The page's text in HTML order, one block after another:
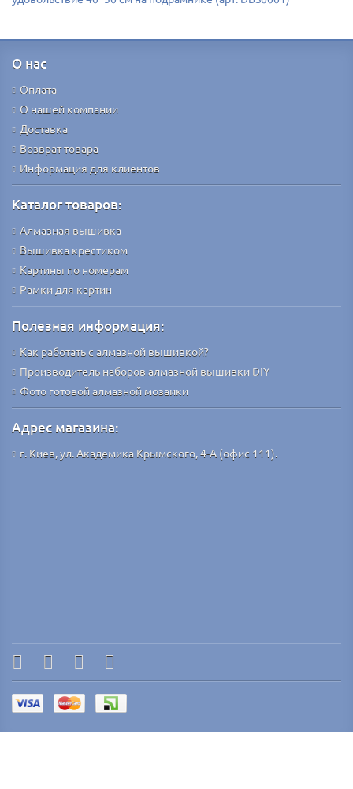
О нас
Оплата
О нашей компании
Доставка
Возврат товара
Информация для клиентов
Каталог товаров:
Алмазная вышивка
Вышивка крестиком
Картины по номерам
Рамки для картин
Полезная информация:
Как работать с алмазной вышивкой?
Производитель наборов алмазной вышивки DIY
Фото готовой алмазной мозаики
Адрес магазина:
г. Киев, ул. Академика Крымского, 4-А (офис 111).